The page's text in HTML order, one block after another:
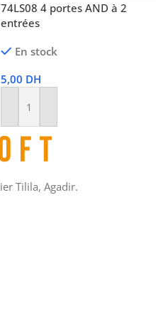
74LS08 4 portes AND à 2
entrées
En stock
5,00 DH
Ajouter Au Panier
Tilila, Agadir.